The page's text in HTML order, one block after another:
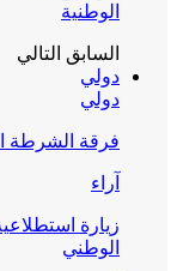
الوطنية
السابق التالي
دولي
دولي
فرقة الشرطة
آراء
زيارة
الوطني